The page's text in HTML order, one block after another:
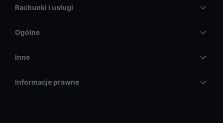
Rachunki i usługi
Ogólne
Inne
Informacje prawne